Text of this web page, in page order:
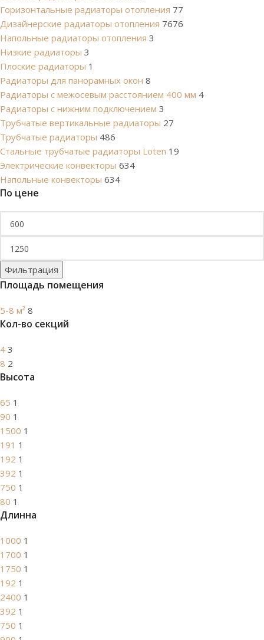
Горизонтальные радиаторы отопления 77
Дизайнерские радиаторы отопления 7676
Напольные радиаторы отопления 3
Низкие радиаторы 3
Плоские радиаторы 1
Радиаторы для панорамных окон 8
Радиаторы с межосевым расстоянием 400 мм 4
Радиаторы с нижним подключением 3
Трубчатые вертикальные радиаторы 27
Трубчатые радиаторы 486
Cтальные трубчатые радиаторы Loten 19
Электрические конвекторы 634
Напольные конвекторы 634
По цене
Фильтрация
Площадь помещения
5-8 м² 8
Кол-во секций
4 3
8 2
Высота
65 1
90 1
1500 1
191 1
192 1
392 1
750 1
80 1
Длинна
1000 1
1700 1
1750 1
192 1
2400 1
392 1
750 1